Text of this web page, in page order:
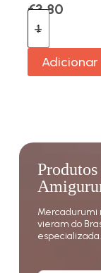
€3.80
Adicionar
Mercadurumi
vieram do
especializada.